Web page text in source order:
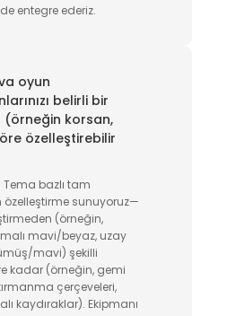
entegre ederiz.
oyun
belirli bir
(örneğin korsan,
özelleştirebilir
Tema bazlı tam
özelleştirme sunuyoruz—
(örneğin,
mavi/beyaz, uzay
mavi) şekilli
kadar (örneğin, gemi
çerçeveleri,
kaydıraklar). Ekipmanı